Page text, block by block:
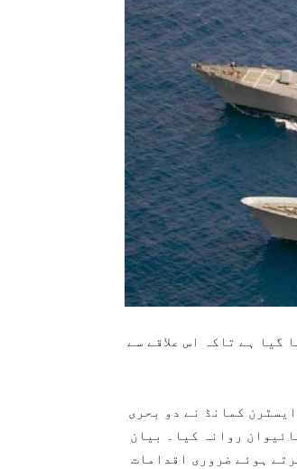
گیا ہے تاکہ اس علاقے سے
کمانڈ نے دو بحری
روانہ کیا۔ بیان
ہوئے ضروری اقدامات